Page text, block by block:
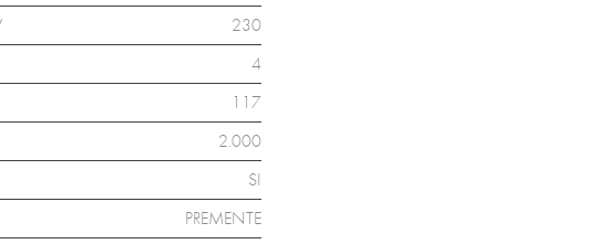
230
4
117
2.000
SI
PREMENTE